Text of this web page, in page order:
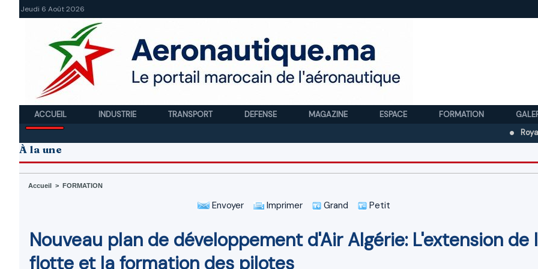
Jeudi 6 Août 2026
ACCUEIL INDUSTRIE TRANSPORT DEFENSE MAGAZINE ESPACE FORMATION
Royal Air
À la une
Accueil > FORMATION
Envoyer Imprimer Grand Petit
Nouveau plan de développement d'Air Algérie: L'extension de
flotte et la formation des pilotes